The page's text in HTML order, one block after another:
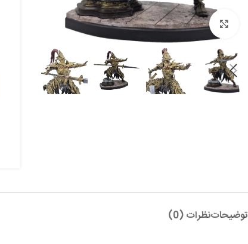
بزرگنمایی تصویر
توضیحاتنظرات (0)